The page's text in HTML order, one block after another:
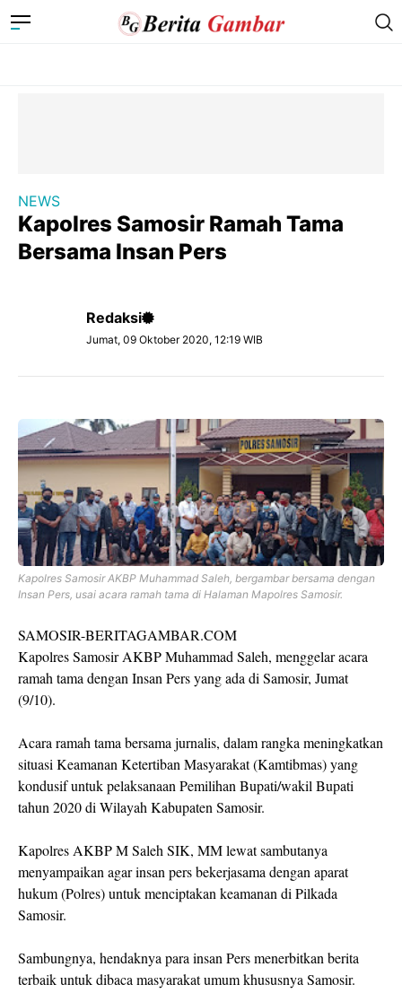
NEWS
Kapolres Samosir Ramah Tama
Bersama Insan Pers
Redaksi
Jumat, 09 Oktober 2020, 12:19 WIB
Kapolres Samosir AKBP Muhammad Saleh, bergambar bersama dengan
Insan Pers, usai acara ramah tama di Halaman Mapolres Samosir.
SAMOSIR-BERITAGAMBAR.COM
Kapolres Samosir AKBP Muhammad Saleh, menggelar acara
ramah tama dengan Insan Pers yang ada di Samosir, Jumat
(9/10).
Acara ramah tama bersama jurnalis, dalam rangka meningkatkan
situasi Keamanan Ketertiban Masyarakat (Kamtibmas) yang
kondusif untuk pelaksanaan Pemilihan Bupati/wakil Bupati
tahun 2020 di Wilayah Kabupaten Samosir.
Kapolres AKBP M Saleh SIK, MM lewat sambutanya
menyampaikan agar insan pers bekerjasama dengan aparat
hukum (Polres) untuk menciptakan keamanan di Pilkada
Samosir.
Sambungnya, hendaknya para insan Pers menerbitkan berita
terbaik untuk dibaca masyarakat umum khususnya Samosir.